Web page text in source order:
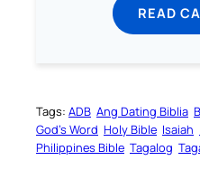
READ
Tags: ADB Ang Dating Biblia
God’s Word Holy Bible Isaiah
Philippines Bible Tagalog